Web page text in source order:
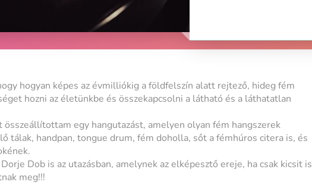
hogyan képes az évmilliókig a földfelszín alatt rejtező, hideg fém
hozni az életünkbe és összekapcsolni a látható és a láthatatlan
egy hangutazást, amelyen olyan fém hangszerek
tálak, handpan, tongue drum, fém doholla, sőt a fémhúros citera is, és
Dob is az utazásban, amelynek az elképesztő ereje, ha csak kicsit is
meg!!!